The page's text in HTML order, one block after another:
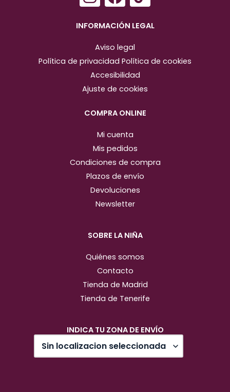
n
s
a
g
r
m
a
c
e
b
o
o
INFORMACIÓN LEGAL
Aviso legal
Política de privacidad Política de cookies
Accesibilidad
Ajuste de cookies
COMPRA ONLINE
Mi cuenta
Mis pedidos
Condiciones de compra
Plazos de envío
Devoluciones
Newsletter
SOBRE LA NIÑA
Quiénes somos
Contacto
Tienda de Madrid
Tienda de Tenerife
INDICA TU ZONA DE ENVÍO